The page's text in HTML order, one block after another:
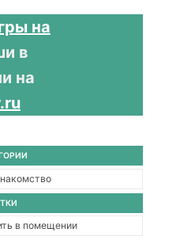
на
в
на
в помещении